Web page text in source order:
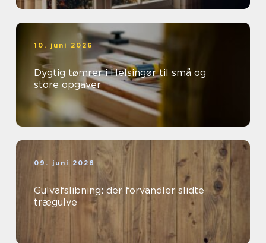
10. juni 2026
Dygtig tømrer i Helsingør til små og
store opgaver
09. juni 2026
Gulvafslibning: der forvandler slidte
trægulve